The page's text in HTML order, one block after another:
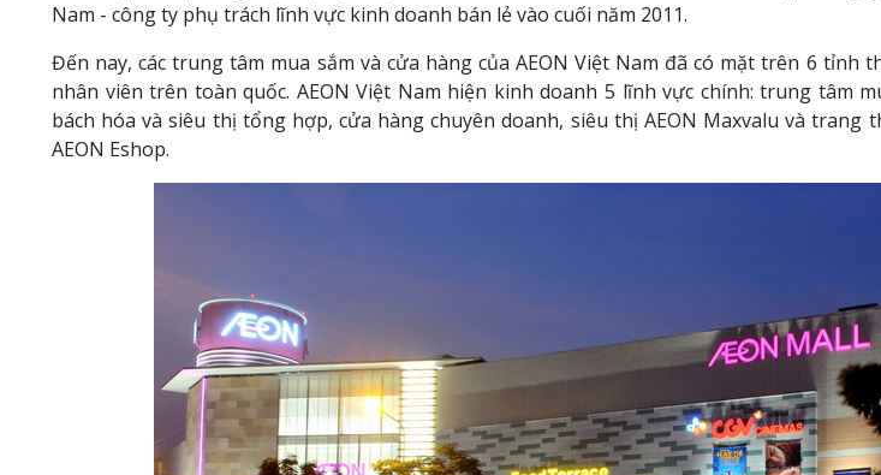
Nam - công ty phụ trách lĩnh vực kinh doanh bán lẻ vào cuối năm 2011.
Đến nay, các trung tâm mua sắm và cửa hàng của AEON Việt Nam đã có mặt trên 6 tỉnh
nhân viên trên toàn quốc. AEON Việt Nam hiện kinh doanh 5 lĩnh vực chính: trung tâm
bách hóa và siêu thị tổng hợp, cửa hàng chuyên doanh, siêu thị AEON Maxvalu và trang
AEON Eshop.